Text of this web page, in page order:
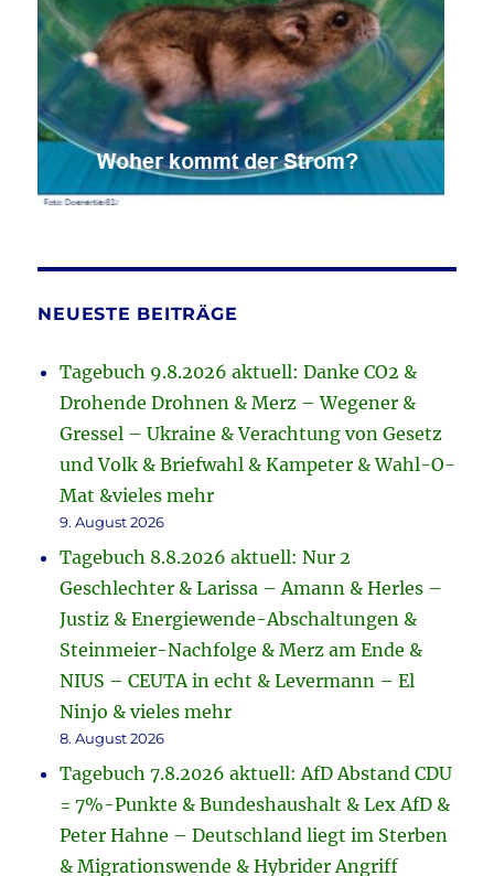
NEUESTE BEITRÄGE
Tagebuch 9.8.2026 aktuell: Danke CO2 &
Drohende Drohnen & Merz – Wegener &
Gressel – Ukraine & Verachtung von Gesetz
und Volk & Briefwahl & Kampeter & Wahl-O-
Mat &vieles mehr
9. August 2026
Tagebuch 8.8.2026 aktuell: Nur 2
Geschlechter & Larissa – Amann & Herles –
Justiz & Energiewende-Abschaltungen &
Steinmeier-Nachfolge & Merz am Ende &
NIUS – CEUTA in echt & Levermann – El
Ninjo & vieles mehr
8. August 2026
Tagebuch 7.8.2026 aktuell: AfD Abstand CDU
= 7%-Punkte & Bundeshaushalt & Lex AfD &
Peter Hahne – Deutschland liegt im Sterben
& Migrationswende & Hybrider Angriff